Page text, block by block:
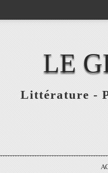
LE
Littérature -